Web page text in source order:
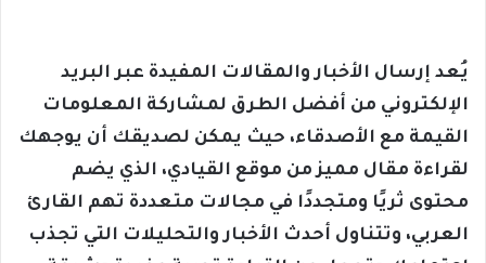
يُعد إرسال الأخبار والمقالات المفيدة عبر البريد
الإلكتروني من أفضل الطرق لمشاركة المعلومات
القيمة مع الأصدقاء، حيث يمكن لصديقك أن يوجهك
لقراءة مقال مميز من موقع القيادي، الذي يضم
محتوى ثريًا ومتجددًا في مجالات متعددة تهم القارئ
العربي، وتتناول أحدث الأخبار والتحليلات التي تجذب